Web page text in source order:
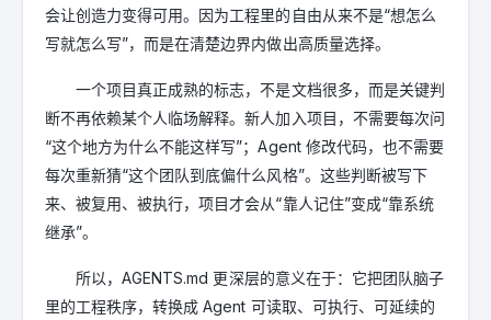
会让创造力变得可用。因为工程里的自由从来不是“想怎么
写就怎么写”，而是在清楚边界内做出高质量选择。
一个项目真正成熟的标志，不是文档很多，而是关键判
断不再依赖某个人临场解释。新人加入项目，不需要每次问
“这个地方为什么不能这样写”；Agent 修改代码，也不需要
每次重新猜“这个团队到底偏什么风格”。这些判断被写下
来、被复用、被执行，项目才会从“靠人记住”变成“靠系统
继承”。
所以，AGENTS.md 更深层的意义在于：它把团队脑子
里的工程秩序，转换成 Agent 可读取、可执行、可延续的